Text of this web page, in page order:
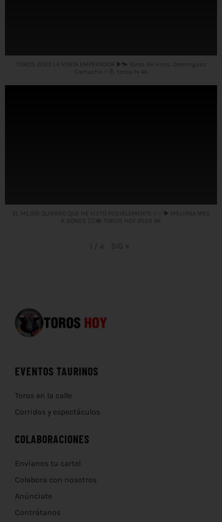
TOROS 2023 LA VENTA EMPERADOR ▶️🐂 Toros de Hnos. Dominguez
Camacho ✅💪 toros tv 4k
EL MEJOR QUIEBRO QUE HE VISTO POSIBLEMENTE !! ✅▶️ MELIANA MES
K DONES 🤦‍♀️🪷 TOROS HOY 2023 4K
1 / 4 SIG »
EVENTOS TAURINOS
Toros en la calle
Corridas y espectáculos
COLABORACIONES
Envíanos tu cartel
Colabora con nosotros
Anúnciate
Contrátanos